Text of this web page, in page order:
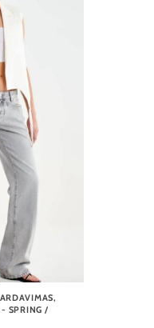
,
- SPRING /